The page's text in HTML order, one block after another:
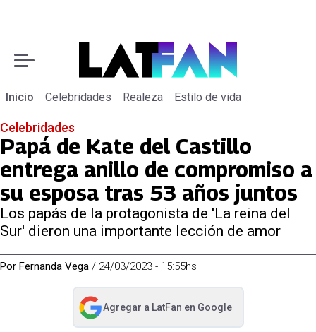
Inicio Celebridades Realeza Estilo de vida
Celebridades
Papá de Kate del Castillo
entrega anillo de compromiso a
su esposa tras 53 años juntos
Los papás de la protagonista de 'La reina del
Sur' dieron una importante lección de amor
Por Fernanda Vega / 24/03/2023 - 15:55hs
Agregar a LatFan en Google
abre en nueva pestaña